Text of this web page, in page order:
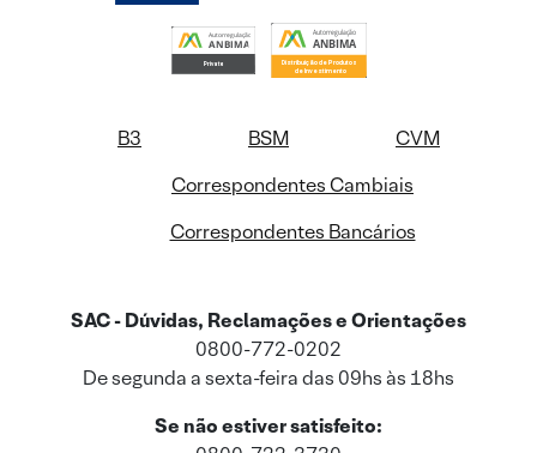
B3 BSM
CVM
Correspondentes Cambiais
Correspondentes Bancários
SAC - Dúvidas, Reclamações e Orientações
0800-772-0202
De segunda a sexta-feira das 09hs às 18hs
Se não estiver satisfeito: